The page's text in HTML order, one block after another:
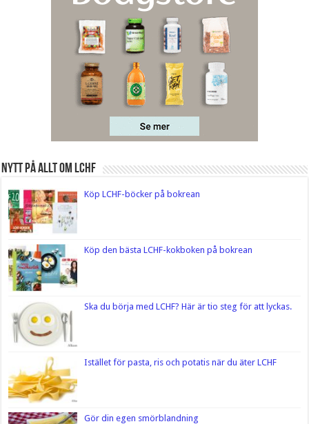
Nytt på Allt om LCHF
Köp LCHF-böcker på bokrean
Köp den bästa LCHF-kokboken på bokrean
Ska du börja med LCHF? Här är tio steg för att lyckas.
Istället för pasta, ris och potatis när du äter LCHF
Gör din egen smörblandning